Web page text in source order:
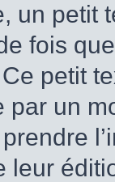
un petit
fois
petit
par un
leur